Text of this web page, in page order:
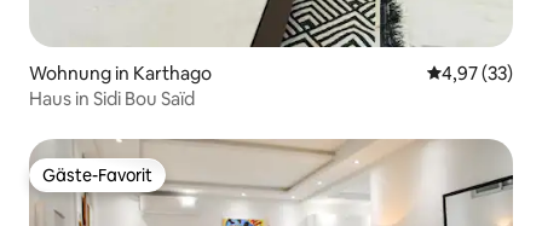
Wohnung in Karthago
4,97 (33)
Haus in Sidi Bou Saïd
Gäste-Favorit
Gäste-Favorit